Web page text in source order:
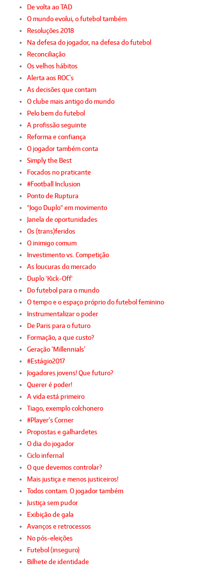
De volta ao TAD
O mundo evolui, o futebol também
Resoluções 2018
Na defesa do jogador, na defesa do futebol
Reconciliação
Os velhos hábitos
Alerta aos ROC`s
As decisões que contam
O clube mais antigo do mundo
Pelo bem do futebol
A profissão seguinte
Reforma e confiança
O jogador também conta
Simply the Best
Focados no praticante
#Football Inclusion
Ponto de Ruptura
"Jogo Duplo" em movimento
Janela de oportunidades
Os (trans)feridos
O inimigo comum
Investimento vs. Competição
As loucuras do mercado
Duplo 'Kick-Off'
Do futebol para o mundo
O tempo e o espaço próprio do futebol feminino
Instrumentalizar o poder
De Paris para o futuro
Formação, a que custo?
Geração ‘Millennials’
#Estágio2017
Jogadores jovens! Que futuro?
Querer é poder!
A vida está primeiro
Tiago, exemplo colchonero
#Player’s Corner
Propostas e galhardetes
O dia do jogador
Ciclo infernal
O que devemos controlar?
Mais justiça e menos justiceiros!
Todos contam. O jogador também
Justiça sem pudor
Exibição de gala
Avanços e retrocessos
No pós-eleições
Futebol (inseguro)
Bilhete de identidade